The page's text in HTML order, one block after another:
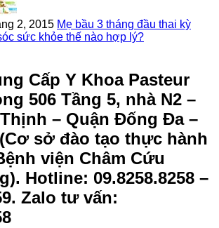
2, 2015 Mẹ bầu 3 tháng đầu thai kỳ
sức khỏe thế nào hợp lý?
Cấp Y Khoa Pasteur
506 Tầng 5, nhà N2 –
– Quận Đống Đa –
sở đào tạo thực hành
viện Châm Cứu
Hotline: 09.8258.8258 –
Zalo tư vấn: